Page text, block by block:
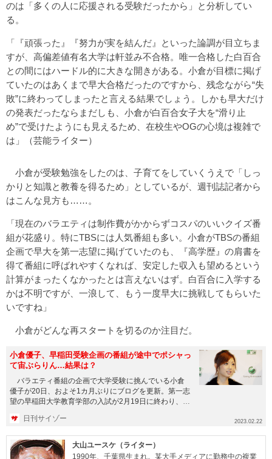
のは「多くの人に応援される受験だったから」と分析してい
る。
「『頑張った』『努力が実を結んだ』といった論調が目立ちま
すが、高偏差値有名大学は軒並み不合格。唯一合格した白百合
との間にはハードル的に大きな開きがある。小倉が目標に掲げ
ていたのはあくまで早大合格だったのですから、残念ながら“失
敗”に終わってしまったと言える結果でしょう。しかも早大だけ
の発表だったならまだしも、小倉が白百合女子大を“滑り止
め”で受けたようにも見えるため、在校生やOGの心境は複雑で
は」（芸能ライター）
小倉が受験勉強をしたのは、子育てをしていくうえで「しっ
かりと知識と教養を得るため」としているが、週刊誌記者から
はこんな見方も……。
「現在のバラエティは制作費がかからずコスパのいいクイズ番
組が花盛り。特にTBSには人気番組も多い。小倉がTBSの番組
企画で早大を第一志望に掲げていたのも、『高学歴』の肩書を
得て番組に呼ばれやすくなれば、安定した収入も望めるという
計算がまったくなかったとは言えないはず。白百合に入学する
かは不明ですが、一浪して、もう一度早大に挑戦してもらいた
いですね」
小倉がどんな再スタートを切るのか注目だ。
小倉優子、早稲田受験企画の番組が途中でポシャっ
て宙ぶらりん…結果は？
バラエティ番組の企画で大学受験に挑んでいる小倉
優子が20日、およそ1カ月ぶりにブログを更新。第一志
望の早稲田大学教育学部の入試が2月19日に終わり、
日刊サイゾー 2023.02.22
大山ユースケ（ライター）
1990年、千葉県生まれ。某大手メディアに勤務中の複業